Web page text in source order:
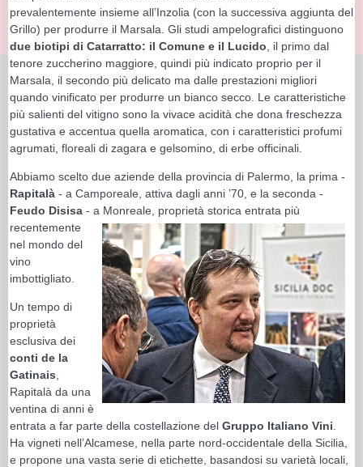
prevalentemente insieme all’Inzolia (con la successiva aggiunta del
Grillo) per produrre il Marsala. Gli studi ampelografici distinguono
due biotipi di Catarratto: il Comune e il Lucido , il primo dal
tenore zuccherino maggiore, quindi più indicato proprio per il
Marsala, il secondo più delicato ma dalle prestazioni migliori
quando vinificato per produrre un bianco secco. Le caratteristiche
più salienti del vitigno sono la vivace acidità che dona freschezza
gustativa e accentua quella aromatica, con i caratteristici profumi
agrumati, floreali di zagara e gelsomino, di erbe officinali.
Abbiamo scelto due aziende della provincia di Palermo, la prima -
Rapitalà - a Camporeale, attiva dagli anni ’70, e la seconda -
Feudo Disisa - a Monreale, proprietà storica entrata più
recentemente
nel mondo del
vino
imbottigliato.
Un tempo di
proprietà
esclusiva dei
conti de la
Gatinais
Rapitalà da una
ventina di anni è
entrata a far parte della costellazione del Gruppo Italiano Vini
Ha vigneti nell’Alcamese, nella parte nord-occidentale della Sicilia,
e propone una vasta serie di etichette, basandosi su varietà locali,